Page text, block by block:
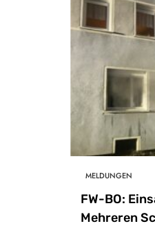
MELDUNGEN
FW-BO:
Mehreren